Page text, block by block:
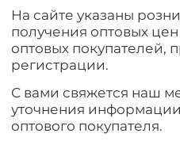
арт.DECOY-W15-2-0
Крючок Decoy Dream
Hook Worm 15
405₽
Выбрать товар из 5 шт.
На сайте указаны
получения оптовых
оптовых покупателей,
регистрации.
С вами свяжется наш
уточнения
оптового покупателя.